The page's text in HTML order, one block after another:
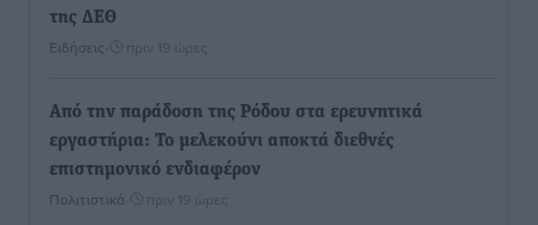
της ΔΕΘ
Ειδήσεις πριν 19 ώρες
Από την παράδοση της Ρόδου στα ερευνητικά
εργαστήρια: Το μελεκούνι αποκτά διεθνές
επιστημονικό ενδιαφέρον
Πολιτιστικά πριν 19 ώρες